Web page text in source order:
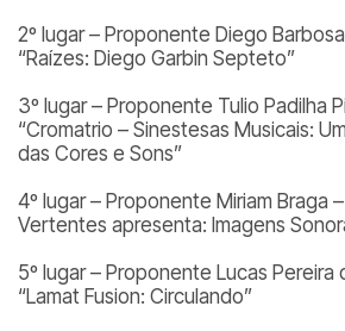
2º lugar – Proponente Diego
“Raízes: Diego Garbin Septeto”
3º lugar – Proponente Tulio Padilha
“Cromatrio – Sinestesas Musicais:
das Cores e Sons”
4º lugar – Proponente Miriam Braga
Vertentes apresenta: Imagens
5º lugar – Proponente Lucas Pereira
“Lamat Fusion: Circulando”